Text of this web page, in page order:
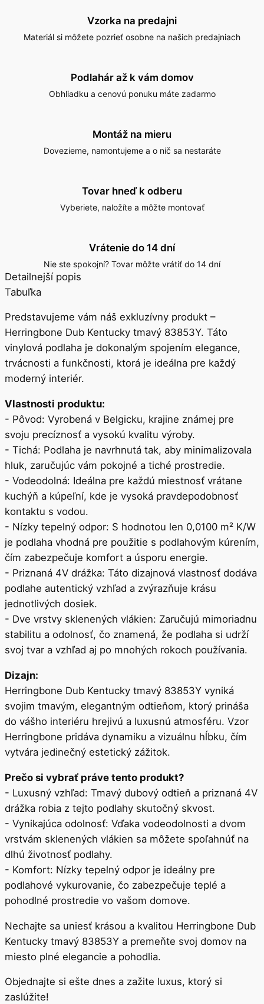
Vzorka na predajni
Materiál si môžete pozrieť osobne na našich predajniach
Podlahár až k vám domov
Obhliadku a cenovú ponuku máte zadarmo
Montáž na mieru
Dovezieme, namontujeme a o nič sa nestaráte
Tovar hneď k odberu
Vyberiete, naložíte a môžte montovať
Vrátenie do 14 dní
Nie ste spokojní? Tovar môžte vrátiť do 14 dní
Detailnejší popis
Tabuľka
Predstavujeme vám náš exkluzívny produkt –
Herringbone Dub Kentucky tmavý 83853Y. Táto
vinylová podlaha je dokonalým spojením elegance,
trvácnosti a funkčnosti, ktorá je ideálna pre každý
moderný interiér.
Vlastnosti produktu:
- Pôvod: Vyrobená v Belgicku, krajine známej pre
svoju precíznosť a vysokú kvalitu výroby.
- Tichá: Podlaha je navrhnutá tak, aby minimalizovala
hluk, zaručujúc vám pokojné a tiché prostredie.
- Vodeodolná: Ideálna pre každú miestnosť vrátane
kuchýň a kúpeľní, kde je vysoká pravdepodobnosť
kontaktu s vodou.
- Nízky tepelný odpor: S hodnotou len 0,0100 m² K/W
je podlaha vhodná pre použitie s podlahovým kúrením,
čím zabezpečuje komfort a úsporu energie.
- Priznaná 4V drážka: Táto dizajnová vlastnosť dodáva
podlahe autentický vzhľad a zvýrazňuje krásu
jednotlivých dosiek.
- Dve vrstvy sklenených vlákien: Zaručujú mimoriadnu
stabilitu a odolnosť, čo znamená, že podlaha si udrží
svoj tvar a vzhľad aj po mnohých rokoch používania.
Dizajn:
Herringbone Dub Kentucky tmavý 83853Y vyniká
svojim tmavým, elegantným odtieňom, ktorý prináša
do vášho interiéru hrejivú a luxusnú atmosféru. Vzor
Herringbone pridáva dynamiku a vizuálnu hĺbku, čím
vytvára jedinečný estetický zážitok.
Prečo si vybrať práve tento produkt?
- Luxusný vzhľad: Tmavý dubový odtieň a priznaná 4V
drážka robia z tejto podlahy skutočný skvost.
- Vynikajúca odolnosť: Vďaka vodeodolnosti a dvom
vrstvám sklenených vlákien sa môžete spoľahnúť na
dlhú životnosť podlahy.
- Komfort: Nízky tepelný odpor je ideálny pre
podlahové vykurovanie, čo zabezpečuje teplé a
pohodlné prostredie vo vašom domove.
Nechajte sa uniesť krásou a kvalitou Herringbone Dub
Kentucky tmavý 83853Y a premeňte svoj domov na
miesto plné elegancie a pohodlia.
Objednajte si ešte dnes a zažite luxus, ktorý si
zaslúžite!